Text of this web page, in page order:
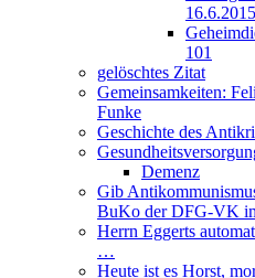
16.6.2015
101
gelöschtes Zitat
Gemeinsamkeiten:
Funke
Geschichte des
Demenz
Gib
BuKo der DFG-VK
Herrn Eggerts
…
Heute ist es Horst,